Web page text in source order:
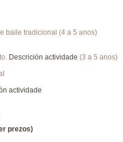
baile tradicional (4 a 5 anos)
Descrición actividade (3 a 5 anos)
actividade
prezos)